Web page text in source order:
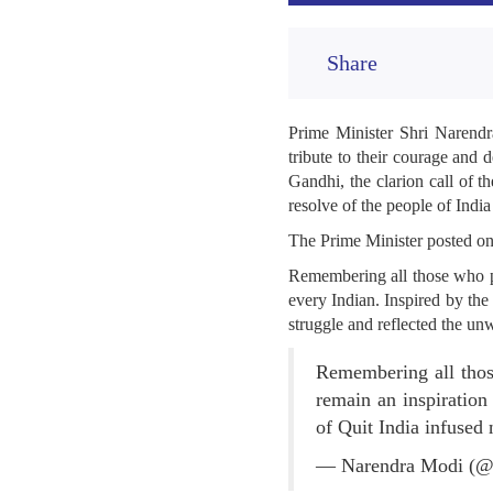
Share
Prime Minister Shri
tribute to their courage and
Gandhi, the clarion call of
resolve of the people of
The Prime Minister posted
Remembering all those
every Indian. Inspired by
struggle and reflected the
Remembering all
remain an
of Quit India infused
— Narendra Modi